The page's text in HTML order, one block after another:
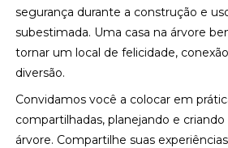
segurança durante a construção e
subestimada. Uma casa na árvore
tornar um local de felicidade,
diversão.
Convidamos você a colocar em
compartilhadas, planejando e criando
árvore. Compartilhe suas